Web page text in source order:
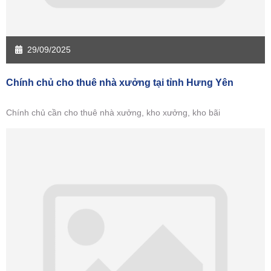
29/09/2025
Chính chủ cho thuê nhà xưởng tại tỉnh Hưng Yên
Chính chủ cần cho thuê nhà xưởng, kho xưởng, kho bãi